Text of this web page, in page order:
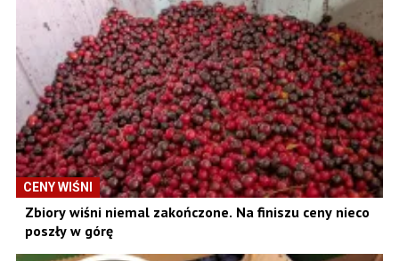
CENY WIŚNI
Zbiory wiśni niemal zakończone. Na finiszu ceny nieco
poszły w górę